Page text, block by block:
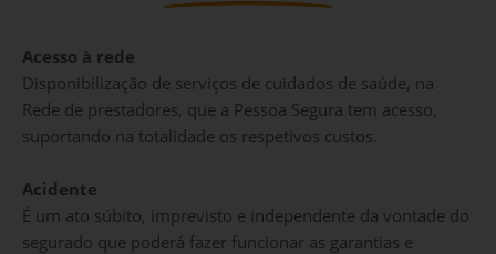
Acesso à rede
Disponibilização de serviços de cuidados de saúde, na
Rede de prestadores, que a Pessoa Segura tem acesso,
suportando na totalidade os respetivos custos.
Acidente
É um ato súbito, imprevisto e independente da vontade do
segurado que poderá fazer funcionar as garantias e